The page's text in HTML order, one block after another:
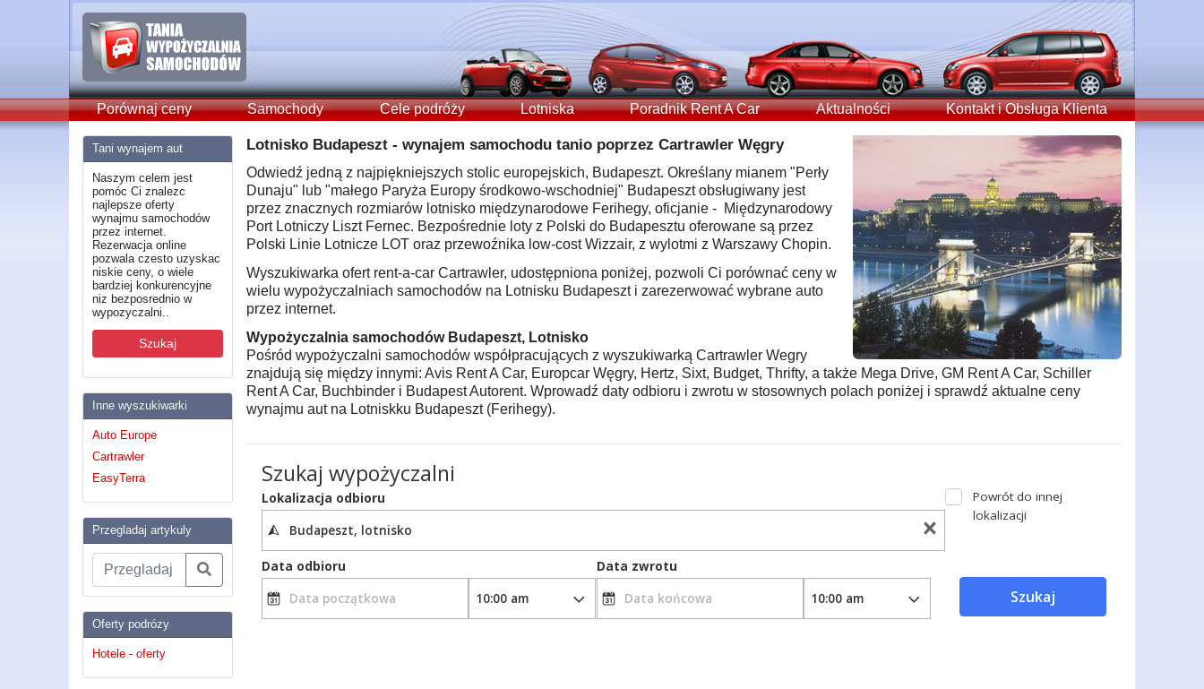
Porównaj ceny Samochody Cele podróży Lotniska Poradnik Rent A Car Aktualności Kontakt i Obsługa Klienta
Tani wynajem aut
Naszym celem jest
pomóc Ci znalezc
najlepsze oferty
wynajmu samochodów
przez internet.
Rezerwacja online
pozwala czesto uzyskac
niskie ceny, o wiele
bardziej konkurencyjne
niz bezposrednio w
wypozyczalni..
Szukaj
Inne wyszukiwarki
Auto Europe
Cartrawler
EasyTerra
Przegladaj artykuly
Oferty podrózy
Hotele - oferty
Lotnisko Budapeszt - wynajem samochodu tanio poprzez Cartrawler Węgry
Odwiedź jedną z najpiękniejszych stolic europejskich, Budapeszt. Określany mianem "Perły
Dunaju" lub "małego Paryża Europy środkowo-wschodniej" Budapeszt obsługiwany jest
przez znacznych rozmiarów lotnisko międzynarodowe Ferihegy, oficjanie - Międzynarodowy
Port Lotniczy Liszt Fernec. Bezpośrednie loty z Polski do Budapesztu oferowane są przez
Polski Linie Lotnicze LOT oraz przewoźnika low-cost Wizzair, z wylotmi z Warszawy Chopin.
Wyszukiwarka ofert rent-a-car Cartrawler, udostępniona poniżej, pozwoli Ci porównać ceny w
wielu wypożyczalniach samochodów na Lotnisku Budapeszt i zarezerwować wybrane auto
przez internet.
Wypożyczalnia samochodów Budapeszt, Lotnisko
Pośród wypożyczalni samochodów współpracujących z wyszukiwarką Cartrawler Wegry
znajdują się między innymi: Avis Rent A Car, Europcar Węgry, Hertz, Sixt, Budget, Thrifty, a także Mega Drive, GM Rent A Car, Schiller
Rent A Car, Buchbinder i Budapest Autorent. Wprowadź daty odbioru i zwrotu w stosownych polach poniżej i sprawdź aktualne ceny
wynajmu aut na Lotniskku Budapeszt (Ferihegy).